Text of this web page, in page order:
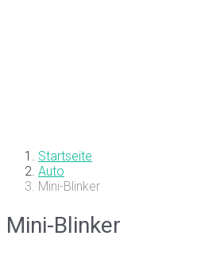
Startseite
Auto
Mini-Blinker
Mini-Blinker